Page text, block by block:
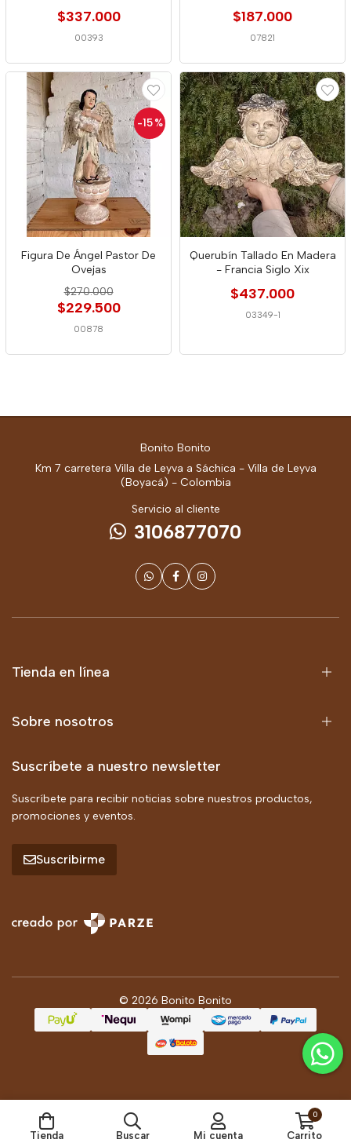
$337.000
00393
$187.000
07821
-15 %
Figura De Ángel Pastor De
Ovejas
$270.000
$229.500
00878
Querubín Tallado En Madera
- Francia Siglo Xix
$437.000
03349-1
Bonito Bonito
Km 7 carretera Villa de Leyva a Sáchica - Villa de Leyva
(Boyacá) - Colombia
Servicio al cliente
3106877070
Tienda en línea
Sobre nosotros
Suscríbete a nuestro newsletter
Suscríbete para recibir noticias sobre nuestros productos,
promociones y eventos.
Suscribirme
© 2026 Bonito Bonito
Tienda Buscar Mi cuenta
0
Carrito